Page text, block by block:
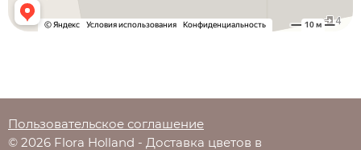
Пользовательское соглашение
© 2026 Flora Holland - Доставка цветов в